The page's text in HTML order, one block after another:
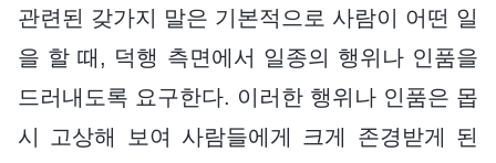
관련된 갖가지 말은 기본적으로 사람이 어떤 일
을 할 때, 덕행 측면에서 일종의 행위나 인품을
드러내도록 요구한다. 이러한 행위나 인품은 몹
시 고상해 보여 사람들에게 크게 존경받게 된